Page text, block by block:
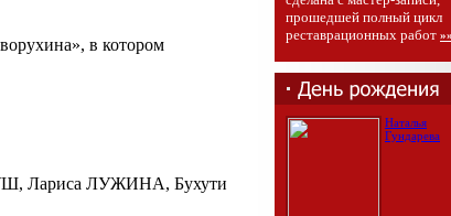
в котором
Лариса ЛУЖИНА, Бухути
прошедшей полный цикл
реставрационных работ
Наталья
Гундарева